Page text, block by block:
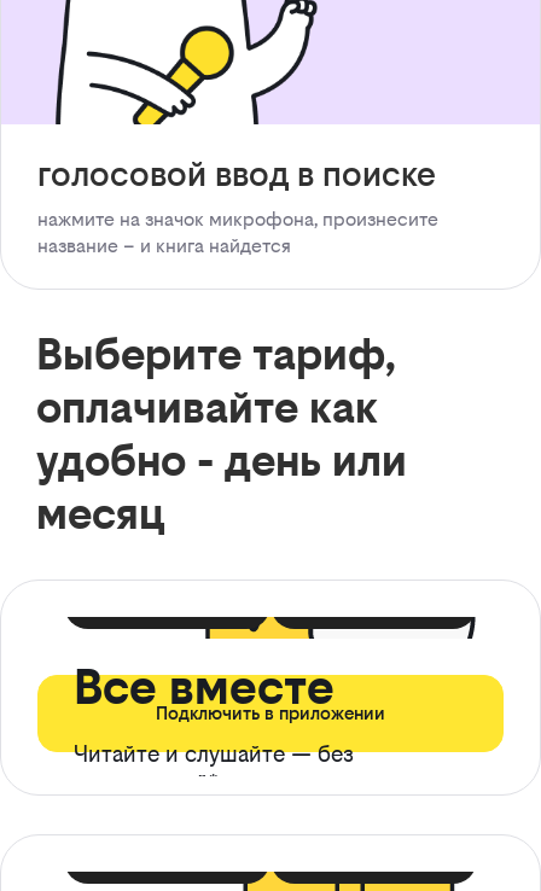
голосовой ввод в поиске
нажмите на значок микрофона, произнесите
название – и книга найдется
Выберите тариф,
оплачивайте как
удобно - день или
месяц
Все вместе
Читайте и слушайте — без
ограничений*
Подключить в приложении